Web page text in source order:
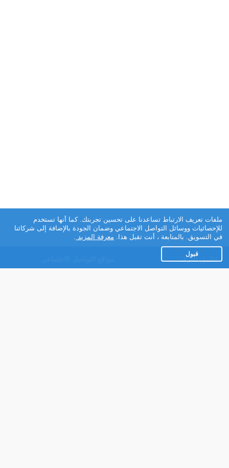
تطبيق تعارف
ملفات تعريف الارتباط تساعدنا على تحسين تجربتك. كما أنها تستخدم
للإحصائيات ووسائل التواصل الاجتماعي وضمان الجودة بالإضافة إلى شركائنا
في التسويق. بالمتابعة ، أنت تقبل هذا. معرفة المزيد .
قبول